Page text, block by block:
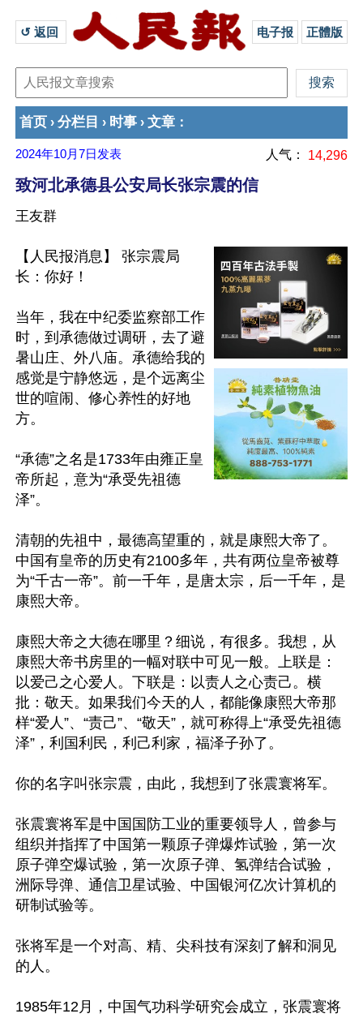
↺ 返回 电子报 正體版
首页 › 分栏目 › 时事 › 文章 ：
2024年10月7日 发表 人气： 14,296
致河北承德县公安局长张宗震的信
王友群
【人民报消息】 张宗震局
长：你好！
当年，我在中纪委监察部工作
时，到承德做过调研，去了避
暑山庄、外八庙。承德给我的
感觉是宁静悠远，是个远离尘
世的喧闹、修心养性的好地
方。
“承德”之名是1733年由雍正皇
帝所起，意为“承受先祖德
泽”。
清朝的先祖中，最德高望重的，就是康熙大帝了。
中国有皇帝的历史有2100多年，共有两位皇帝被尊
为“千古一帝”。前一千年，是唐太宗，后一千年，是
康熙大帝。
康熙大帝之大德在哪里？细说，有很多。我想，从
康熙大帝书房里的一幅对联中可见一般。上联是：
以爱己之心爱人。下联是：以责人之心责己。横
批：敬天。如果我们今天的人，都能像康熙大帝那
样“爱人”、“责己”、“敬天”，就可称得上“承受先祖德
泽”，利国利民，利己利家，福泽子孙了。
你的名字叫张宗震，由此，我想到了张震寰将军。
张震寰将军是中国国防工业的重要领导人，曾参与
组织并指挥了中国第一颗原子弹爆炸试验，第一次
原子弹空爆试验，第一次原子弹、氢弹结合试验，
洲际导弹、通信卫星试验、中国银河亿次计算机的
研制试验等。
张将军是一个对高、精、尖科技有深刻了解和洞见
的人。
1985年12月，中国气功科学研究会成立，张震寰将